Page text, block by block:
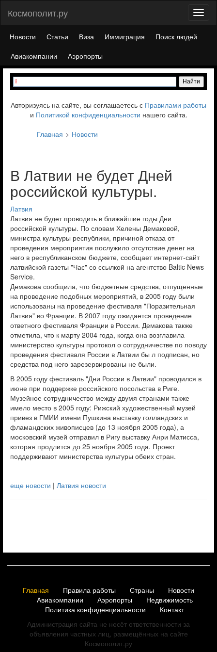
Космополит.ру
Новости Статьи Виза Иммиграция
Поиск людей
Авиакомпании
Аэропорты
Авторизуясь на сайте, вы соглашаетесь с Правилами работы
и Политикой конфиденциальности нашего сайта.
Главная
Новости
В Латвии не будет Дней
российской культуры.
Латвия
Латвия не будет проводить в ближайшие годы Дни
российской культуры. По словам Хелены Демаковой,
министра культуры республики, причиной отказа от
проведения мероприятия послужило отсутствие денег на
него в республиканском бюджете, сообщает интернет-сайт
латвийской газеты "Час" со ссылкой на агентство Baltic News
Service.
Демакова сообщила, что бюджетные средства, отпущенные
на проведение подобных мероприятий, в 2005 году были
использованы на проведение фестиваля "Поразительная
Латвия" во Франции. В 2007 году ожидается проведение
ответного фестиваля Франции в России. Демакова также
отметила, что к марту 2004 года, когда она возглавила
министерство культуры протокол о сотрудничестве по поводу
проведения фестиваля России в Латвии бы л подписан, но
средства под него зарезервированы не были.
В 2005 году фестиваль "Дни России в Латвии" проводился в
июне при поддержке российского посольства в Риге.
Музейное сотрудничество между двумя странами также
имело место в 2005 году: Рижский художественный музей
привез в ГМИИ имени Пушкина выставку голландских и
фламандских живописцев (до 13 ноября 2005 года), а
московский музей отправил в Ригу выставку Анри Матисса,
которая продлится до 25 ноября 2005 года. Проект
поддерживают министерства культуры обеих стран.
еще новости | Латвия новости
Главная Правила работы Страны
Новости
Авиакомпании
Аэропорты
Недвижимость
Политика конфиденциальности
Контакт
Администрация сайта не несёт ответственности за
объявления частных лиц, размещённых на сайте
Космополит.ру